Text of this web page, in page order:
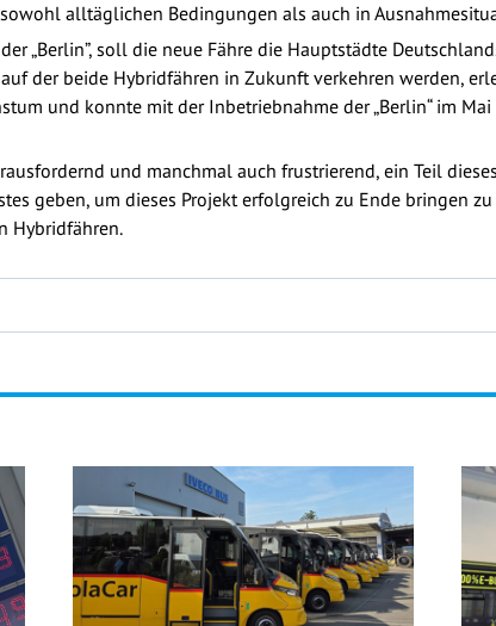
alltäglichen Bedingungen als auch in
„Berlin”, soll die neue Fähre die Hauptstädte
auf der beide Hybridfähren in Zukunft verkehren werden,
und konnte mit der Inbetriebnahme der „Berlin“ im
und manchmal auch frustrierend, ein Teil
geben, um dieses Projekt erfolgreich zu Ende bringen zu
Hybridfähren.